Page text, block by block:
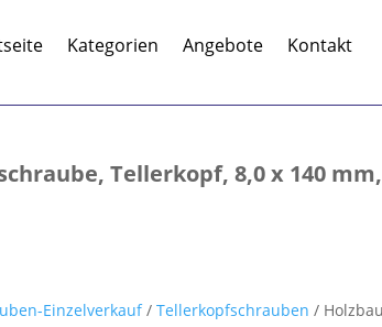
Kategorien Angebote Kontakt
Tellerkopf, 8,0 x 140
Einzelverkauf/Tellerkopfschrauben /